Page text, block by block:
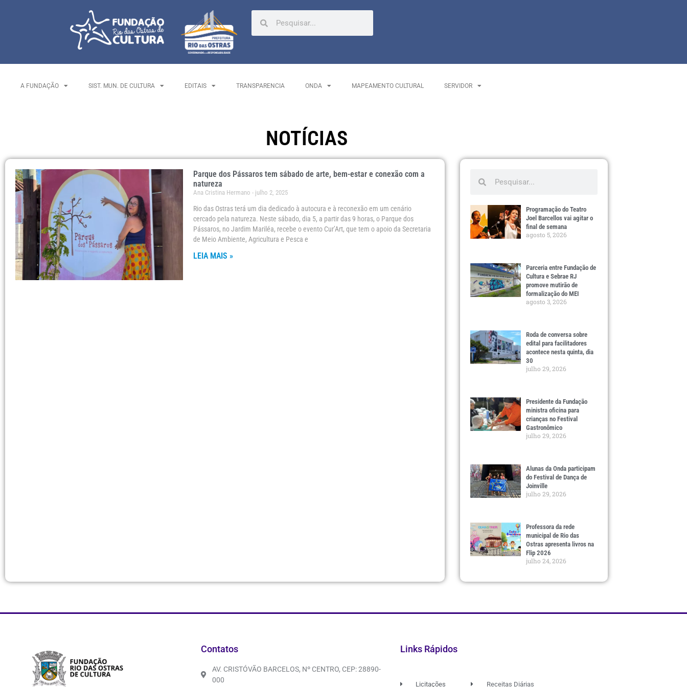
A FUNDAÇÃO SIST. MUN. DE CULTURA EDITAIS TRANSPARENCIA ONDA MAPEAMENTO CULTURAL SERVIDOR
NOTÍCIAS
Parque dos Pássaros tem sábado de arte, bem-estar e conexão com a
natureza
Ana Cristina Hermano julho 2, 2025
Rio das Ostras terá um dia dedicado à autocura e à reconexão em um cenário
cercado pela natureza. Neste sábado, dia 5, a partir das 9 horas, o Parque dos
Pássaros, no Jardim Mariléa, recebe o evento Cur’Art, que tem o apoio da Secretaria
de Meio Ambiente, Agricultura e Pesca e
LEIA MAIS »
Programação do Teatro
Joel Barcellos vai agitar o
final de semana
agosto 5, 2026
Parceria entre Fundação de
Cultura e Sebrae RJ
promove mutirão de
formalização do MEI
agosto 3, 2026
Roda de conversa sobre
edital para facilitadores
acontece nesta quinta, dia
30
julho 29, 2026
Presidente da Fundação
ministra oficina para
crianças no Festival
Gastronômico
julho 29, 2026
Alunas da Onda participam
do Festival de Dança de
Joinville
julho 29, 2026
Professora da rede
municipal de Rio das
Ostras apresenta livros na
Flip 2026
julho 24, 2026
Contatos
AV. CRISTÓVÃO BARCELOS, Nº CENTRO, CEP: 28890-
000
Links Rápidos
Licitações Receitas Diárias